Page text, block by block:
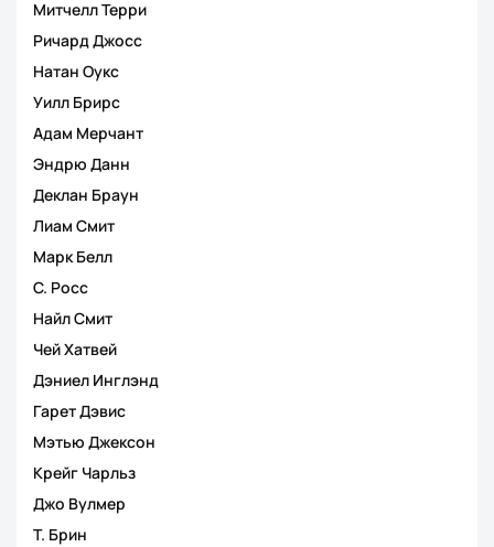
Митчелл Терри
Ричард Джосс
Натан Оукс
Уилл Брирс
Адам Мерчант
Эндрю Данн
Деклан Браун
Лиам Смит
Марк Белл
С. Росс
Найл Смит
Чей Хатвей
Дэниел Инглэнд
Гарет Дэвис
Мэтью Джексон
Крейг Чарльз
Джо Вулмер
Т. Брин